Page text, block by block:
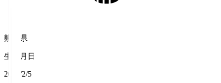
熊本県
生年月日
2000/2/5